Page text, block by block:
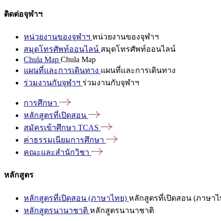
ติดต่อจุฬาฯ
หน่วยงานของจุฬาฯ หน่วยงานของจุฬาฯ
สมุดโทรศัพท์ออนไลน์ สมุดโทรศัพท์ออนไลน์
Chula Map Chula Map
แผนที่และการเดินทาง แผนที่และการเดินทาง
ร่วมงานกับจุฬาฯ ร่วมงานกับจุฬาฯ
การศึกษา
หลักสูตรที่เปิดสอน
สมัครเข้าศึกษา TCAS
ค่าธรรมเนียมการศึกษา
คณะและสำนักวิชา
หลักสูตร
หลักสูตรที่เปิดสอน (ภาษาไทย) หลักสูตรที่เปิดสอน (ภาษาไ
หลักสูตรนานาชาติ หลักสูตรนานาชาติ